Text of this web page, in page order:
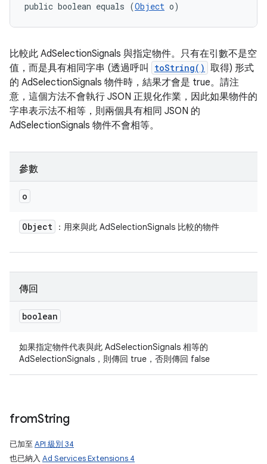
public boolean equals (Object o)
比較此 AdSelectionSignals 與指定物件。只有在引數不是空
值，而是具有相同字串 (透過呼叫
toString() 取得) 形式
的 AdSelectionSignals 物件時，結果才會是 true。請注
意，這個方法不會執行 JSON 正規化作業，因此如果物件的
字串表示法不相等，則兩個具有相同 JSON 的
AdSelectionSignals 物件不會相等。
參數
o
Object ：用來與此 AdSelectionSignals 比較的物件
傳回
boolean
如果指定物件代表與此 AdSelectionSignals 相等的
AdSelectionSignals，則傳回 true，否則傳回 false
fromString
已加至 API 級別 34
也已納入 Ad Services Extensions 4